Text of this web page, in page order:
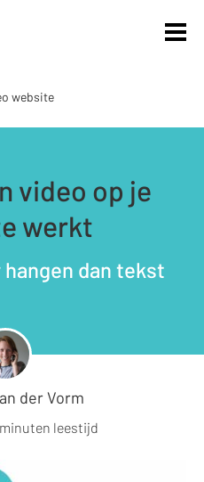
website
video op je
werkt
dan tekst
der Vorm
minuten leestijd